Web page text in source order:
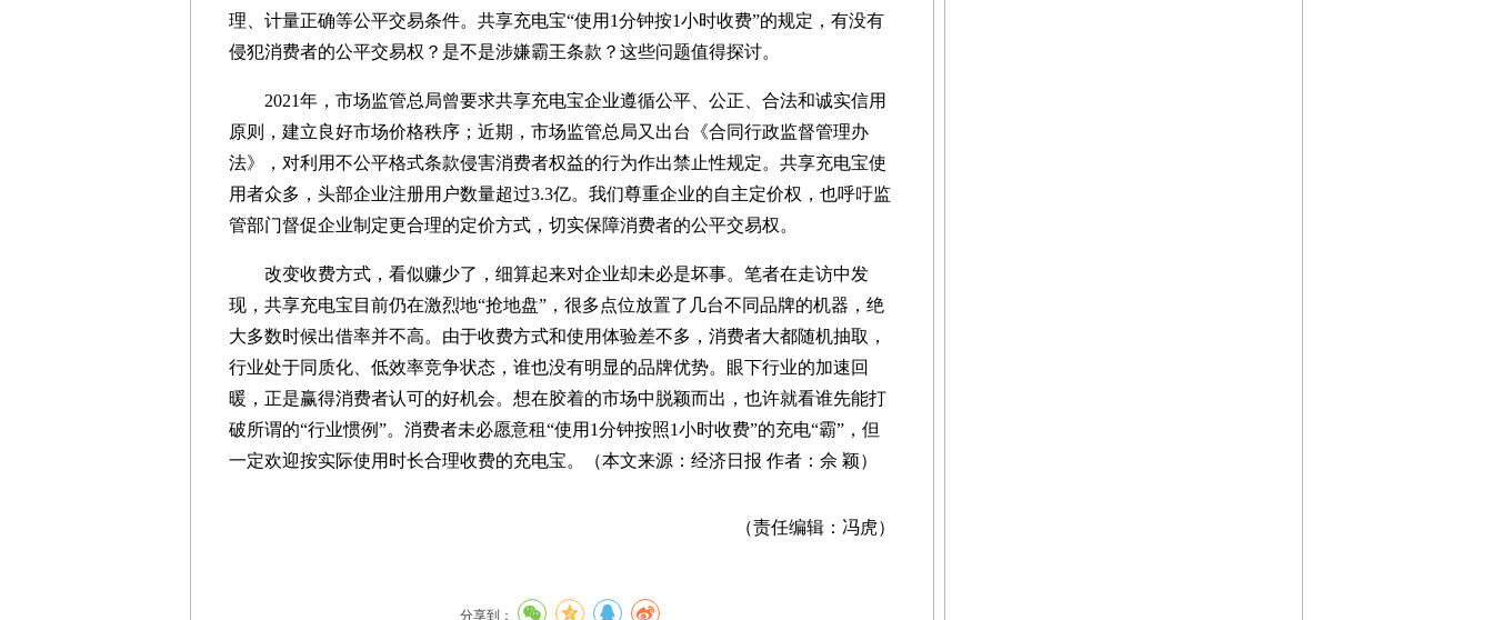
理、计量正确等公平交易条件。共享充电宝“使用1分钟按1小时收费”的规定，有没有
侵犯消费者的公平交易权？是不是涉嫌霸王条款？这些问题值得探讨。
2021年，市场监管总局曾要求共享充电宝企业遵循公平、公正、合法和诚实信用
原则，建立良好市场价格秩序；近期，市场监管总局又出台《合同行政监督管理办
法》，对利用不公平格式条款侵害消费者权益的行为作出禁止性规定。共享充电宝使
用者众多，头部企业注册用户数量超过3.3亿。我们尊重企业的自主定价权，也呼吁监
管部门督促企业制定更合理的定价方式，切实保障消费者的公平交易权。
改变收费方式，看似赚少了，细算起来对企业却未必是坏事。笔者在走访中发
现，共享充电宝目前仍在激烈地“抢地盘”，很多点位放置了几台不同品牌的机器，绝
大多数时候出借率并不高。由于收费方式和使用体验差不多，消费者大都随机抽取，
行业处于同质化、低效率竞争状态，谁也没有明显的品牌优势。眼下行业的加速回
暖，正是赢得消费者认可的好机会。想在胶着的市场中脱颖而出，也许就看谁先能打
破所谓的“行业惯例”。消费者未必愿意租“使用1分钟按照1小时收费”的充电“霸”，但
一定欢迎按实际使用时长合理收费的充电宝。（本文来源：经济日报 作者：佘 颖）
（责任编辑：冯虎）
分享到：